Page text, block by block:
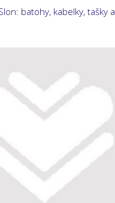
batohy, kabelky, tašky a